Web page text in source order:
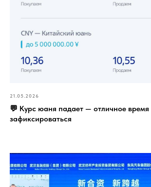
21.05.2026
💬 Курс юаня падает — отличное время
зафиксироваться